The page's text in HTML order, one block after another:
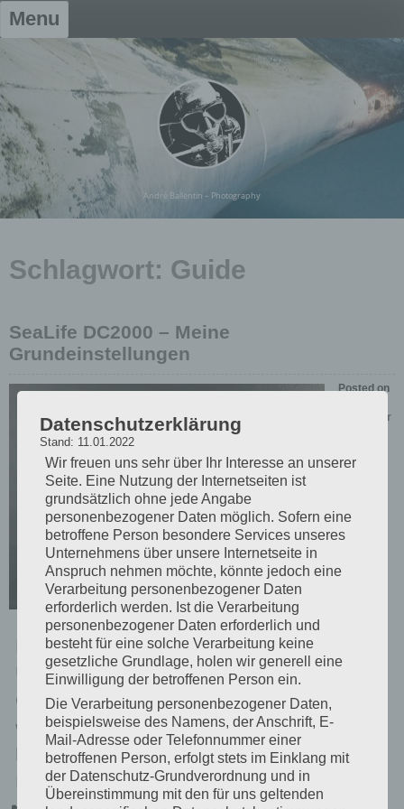
Skip
Menu
André Ballentin – Photography
Schlagwort: Guide
SeaLife DC2000 – Meine
Grundeinstellungen
Posted on
Dezember
Häufig
mme
ich
Frage
Einstellungsmöglichkeiten der SeaLife DC2000
Unterwasserkamera. Dieser Beitrag soll als
Guide dienen. Die wichtigsten Einstellungen und
wieso ich diese so gewählt habe, erkläre ich
kurz. Menü „Kamera“ Bildgröße: 20M (5472×3648
Pixel) Dies entspricht der vollen Auflösung des…
Datenschutzerklärung
Stand: 11.01.2022
Wir freuen uns sehr über Ihr Interesse an unserer
Seite. Eine Nutzung der Internetseiten ist
grundsätzlich ohne jede Angabe
personenbezogener Daten möglich. Sofern eine
betroffene Person besondere Services unseres
Unternehmens über unsere Internetseite in
Anspruch nehmen möchte, könnte jedoch eine
Verarbeitung personenbezogener Daten
erforderlich werden. Ist die Verarbeitung
personenbezogener Daten erforderlich und
besteht für eine solche Verarbeitung keine
gesetzliche Grundlage, holen wir generell eine
Einwilligung der betroffenen Person ein.
Die Verarbeitung personenbezogener Daten,
beispielsweise des Namens, der Anschrift, E-
Mail-Adresse oder Telefonnummer einer
betroffenen Person, erfolgt stets im Einklang mit
der Datenschutz-Grundverordnung und in
Übereinstimmung mit den für uns geltenden